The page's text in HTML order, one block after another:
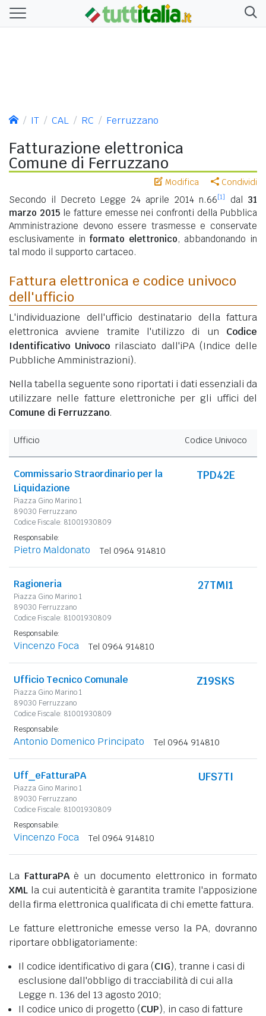
IT CAL RC Ferruzzano
Fatturazione elettronica
Comune di Ferruzzano
Modifica Condividi
Secondo il Decreto Legge 24 aprile 2014 n.66[1] dal 31
marzo 2015le fatture emesse nei confronti della Pubblica
Amministrazione devono essere trasmesse e conservate
esclusivamente in formato elettronico, abbandonando in
tal modo il supporto cartaceo.
Fattura elettronica e codice univoco
dell'ufficio
L'individuazione dell'ufficio destinatario della fattura
elettronica avviene tramite l'utilizzo di un Codice
Identificativo Univoco rilasciato dall'iPA (Indice delle
Pubbliche Amministrazioni).
Nella tabella seguente sono riportati i dati essenziali da
utilizzare nelle fatture elettroniche per gli uffici del
Comune di Ferruzzano.
Ufficio Codice Univoco
Commissario Straordinario per la
Liquidazione
Piazza Gino Marino 1
89030 Ferruzzano
Codice Fiscale: 81001930809
TPD42E
Responsabile:
Pietro Maldonato Tel 0964 914810
Ragioneria
Piazza Gino Marino 1
89030 Ferruzzano
Codice Fiscale: 81001930809
27TMI1
Responsabile:
Vincenzo Foca Tel 0964 914810
Ufficio Tecnico Comunale
Piazza Gino Marino 1
89030 Ferruzzano
Codice Fiscale: 81001930809
Z19SKS
Responsabile:
Antonio Domenico Principato Tel 0964 914810
Uff_eFatturaPA
Piazza Gino Marino 1
89030 Ferruzzano
Codice Fiscale: 81001930809
UFS7TI
Responsabile:
Vincenzo Foca Tel 0964 914810
La FatturaPAè un documento elettronico in formato
XML la cui autenticità è garantita tramite l'apposizione
della firma elettronica qualificata di chi emette fattura.
Le fatture elettroniche emesse verso la PA, dovranno
riportare obbligatoriamente:
Il codice identificativo di gara (CIG), tranne i casi di
esclusione dall'obbligo di tracciabilità di cui alla
Legge n. 136 del 13 agosto 2010;
Il codice unico di progetto (CUP), in caso di fatture